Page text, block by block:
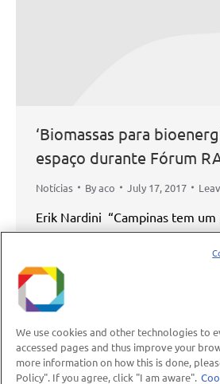
‘Biomassas para
espaço durante Fórum
Notícias Byaco July 17, 2017
Erik Nardini “Campinas tem um
CTBE, a Unicamp e outros
empresas são essenciais para o
do país”. Esse foi o tom da
Carlos Meirelles, Secretário
Renováveis, que abriu o
“Fórum RAC: Ampliando…
We use cookies and other technologies to
accessed pages and thus improve your
more information on how this is done,
Policy". If you agree, click "I am aware".